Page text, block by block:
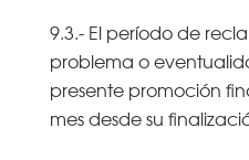
9.3.- El período de
problema o
presente promoción
mes desde su